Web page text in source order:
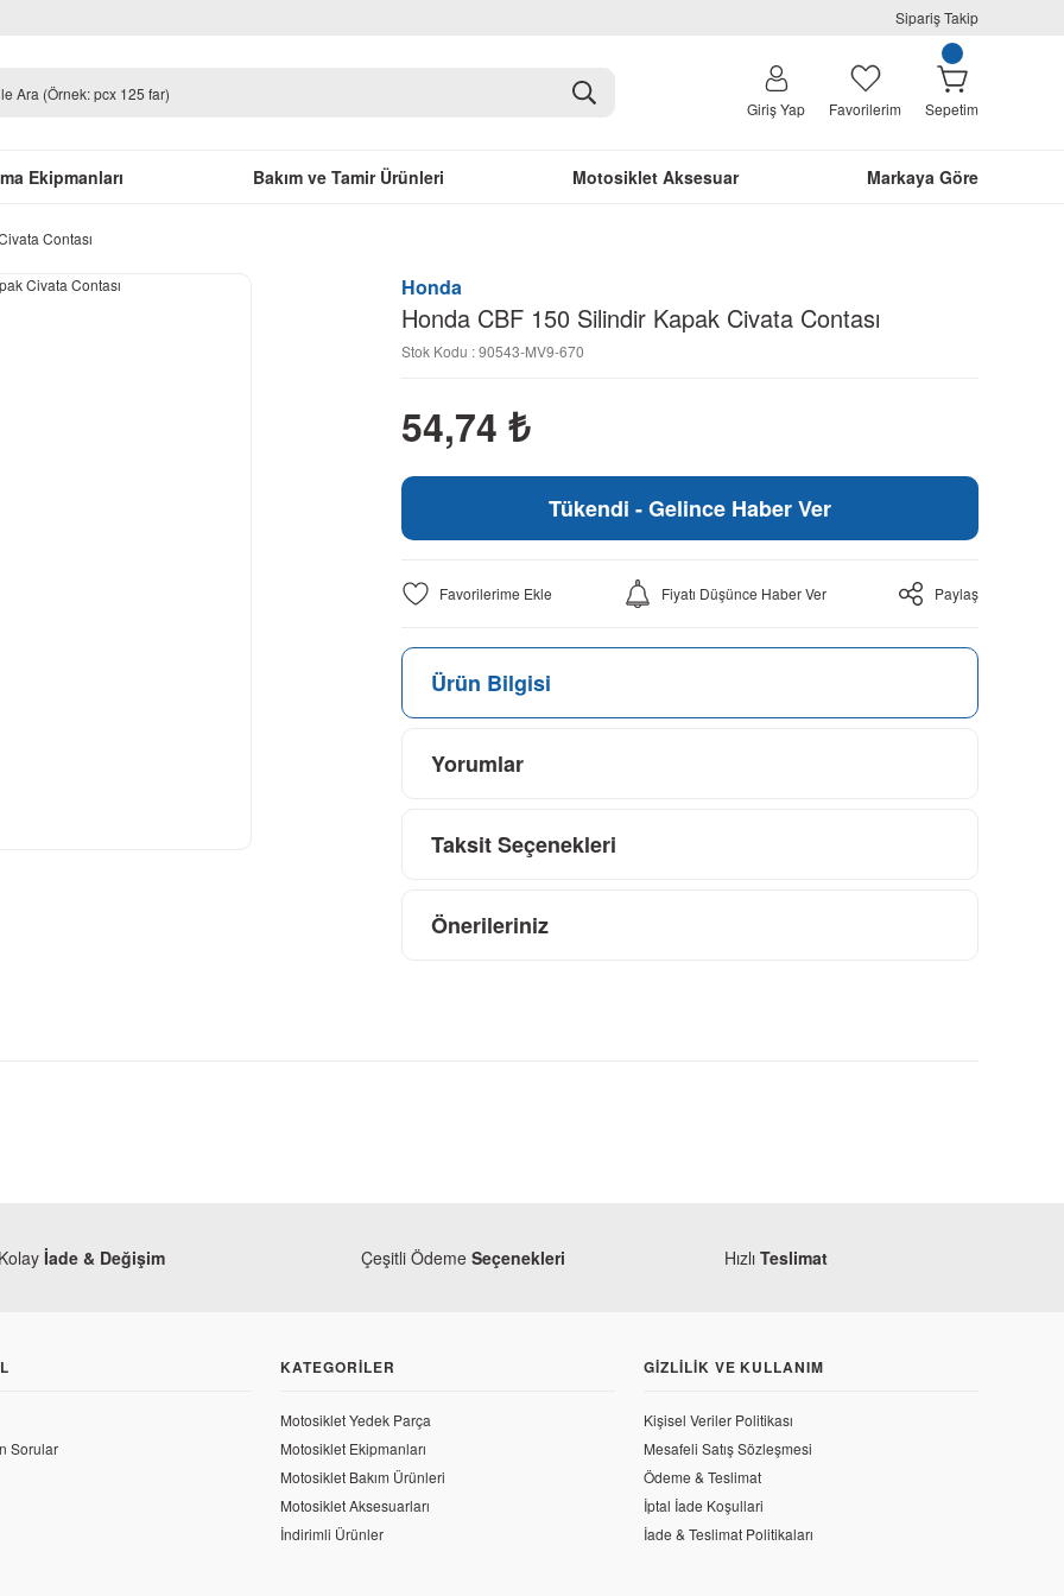
Sipariş Takip
Giriş Yap Favorilerim Sepetim
Ekipmanları Bakım ve Tamir Ürünleri Motosiklet Aksesuar Markaya Göre
Contası
Honda
Honda CBF 150 Silindir Kapak Civata Contası
Stok Kodu : 90543-MV9-670
54,74 ₺
Tükendi - Gelince Haber Ver
Fiyatı Düşünce Haber Ver Paylaş
Ürün Bilgisi
Yorumlar
Taksit Seçenekleri
Önerileriniz
TÜKENDİ
150 Kilometre Teli
Honda
Honda CBF 150 Orjinal Silindir Üst Conta
Honda
471,00 TL
Kolay İade & Değişim Çeşitli Ödeme Seçenekleri Hızlı Teslimat
Sorular
KATEGORILER
Motosiklet Yedek Parça
Motosiklet Ekipmanları
Motosiklet Bakım Ürünleri
Motosiklet Aksesuarları
İndirimli Ürünler
GIZLILIK VE KULLANIM
Kişisel Veriler Politikası
Mesafeli Satış Sözleşmesi
Ödeme & Teslimat
İptal İade Koşullari
İade & Teslimat Politikaları